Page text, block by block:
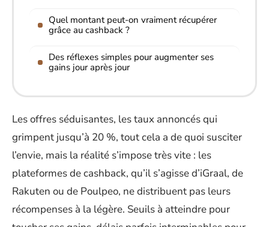
Quel montant peut-on vraiment récupérer
grâce au cashback ?
Des réflexes simples pour augmenter ses
gains jour après jour
Les offres séduisantes, les taux annoncés qui
grimpent jusqu’à 20 %, tout cela a de quoi susciter
l’envie, mais la réalité s’impose très vite : les
plateformes de cashback, qu’il s’agisse d’iGraal, de
Rakuten ou de Poulpeo, ne distribuent pas leurs
récompenses à la légère. Seuils à atteindre pour